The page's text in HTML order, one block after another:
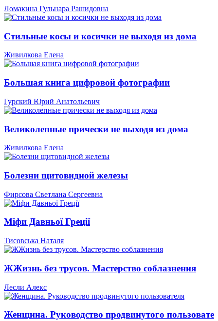
Ломакина Гульнара Рашидовна
Стильные косы и косички не выходя из дома
Живилкова Елена
Большая книга цифровой фотографии
Гурский Юрий Анатольевич
Великолепные прически не выходя из дома
Живилкова Елена
Болезни щитовидной железы
Фирсова Светлана Сергеевна
Міфи Давньої Греції
Тисовська Наталя
ЖЖизнь без трусов. Мастерство соблазнения
Лесли Алекс
Женщина. Руководство продвинутого